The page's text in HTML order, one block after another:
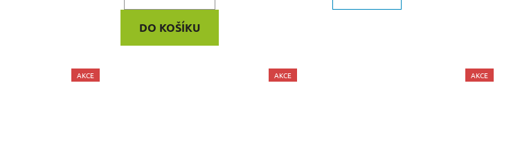
DO KOŠÍKU
AKCE AKCE AKCE